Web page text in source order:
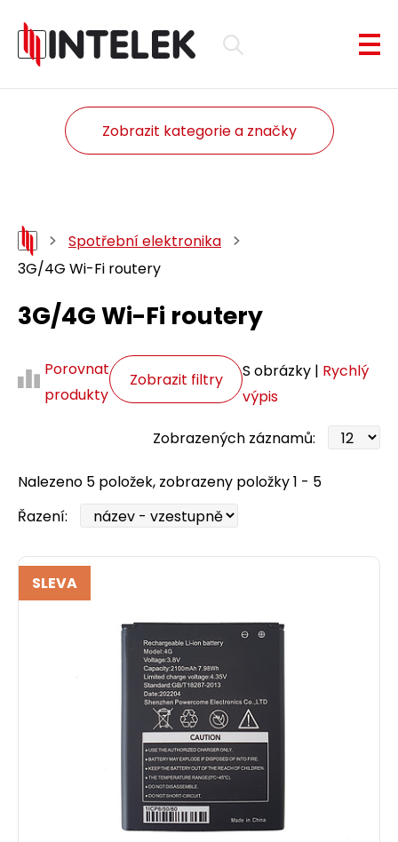
Zobrazit kategorie a značky
Spotřební elektronika
3G/4G Wi-Fi routery
3G/4G Wi-Fi routery
Porovnat
produkty
Zobrazit filtry S obrázky | Rychlý
výpis
Zobrazených záznamů:
Nalezeno 5 položek, zobrazeny položky 1 - 5
Řazení:
SLEVA